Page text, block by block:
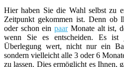
Hier haben Sie die Wahl selbst zu
Zeitpunkt gekommen ist. Denn ob
oder schon einpaarMonate alt ist,
wenn Sie es entscheiden. Es ist
Überlegung wert, nicht nur ein
sondern vielleicht alle 3 oder 6
zu lassen. Dies ermöglicht es Ihnen,